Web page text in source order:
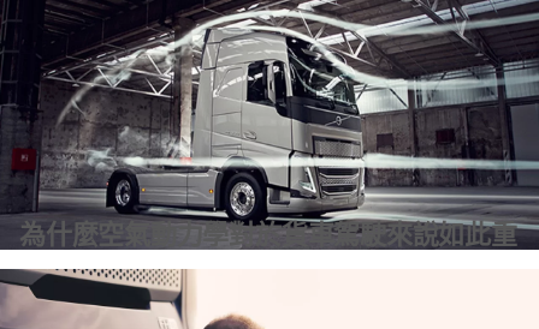
為什麼空氣動力學對於貨車駕駛來說如此重
要